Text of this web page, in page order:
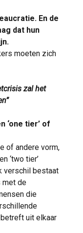
En de
dat hun
moeten zich
zal het
‘one tier’ of
of andere vorm,
‘two tier’
verschil bestaat
met de
die
uit elkaar